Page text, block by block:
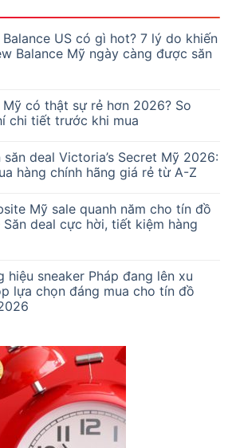
US có gì hot? 7 lý do khiến
Balance Mỹ ngày càng được săn
Mỹ có thật sự rẻ hơn 2026? So
chi tiết trước khi mua
deal Victoria’s Secret Mỹ 2026:
hàng chính hãng giá rẻ từ A-Z
Mỹ sale quanh năm cho tín đồ
Săn deal cực hời, tiết kiệm hàng
hiệu sneaker Pháp đang lên xu
lựa chọn đáng mua cho tín đồ